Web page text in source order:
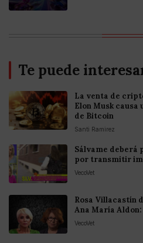
Te puede
La venta de
Elon Musk causa
de Bitcoin
Santi Ramirez
Sálvame deberá
por transmitir
VecoVet
Rosa Villacastín
Ana María Aldon:
VecoVet